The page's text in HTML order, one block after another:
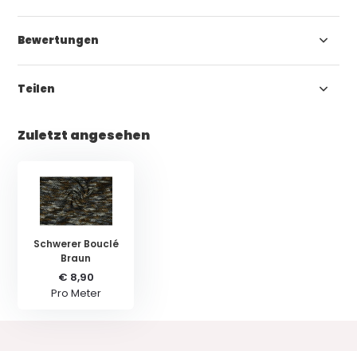
Bewertungen
Teilen
Zuletzt angesehen
Schwerer Bouclé
Braun
€ 8,90
Pro Meter